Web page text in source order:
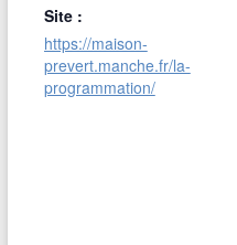
Site :
https://maison-
prevert.manche.fr/la-
programmation/